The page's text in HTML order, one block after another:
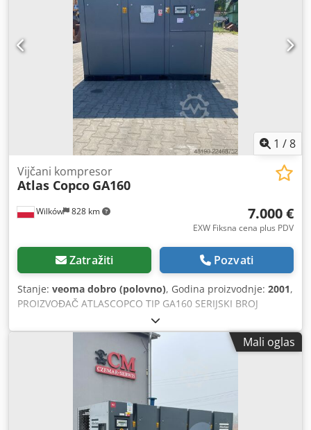
1 /8
Wilków 828 km
Vijčani kompresor
Atlas Copco GA160
7.000 €
EXW Fiksna cena plus PDV
Zatražiti Pozvati
Stanje: veoma dobro (polovno), Godina proizvodnje: 2001,
PROIZVOĐAČ ATLASCOPCO TIP GA160 SERIJSKI BROJ
AIF072890 GODINA 2001 SNAGA (kW) 167 KAPACITET
(m3/min) 21 PRITISAK (bar) 8.5 SATI RADA (SATI/UKUPNO)
MENJAČ FREKVENCIJE ne UGRAĐENI SUŠAČ ne IZMENJIVAČ
TOPLOTE ne Dwodpozq Afusfx Ahkea HLAĐENJE
(VAZDUH/VODA) vazduh NA REZERVOARU ne
Mali oglas